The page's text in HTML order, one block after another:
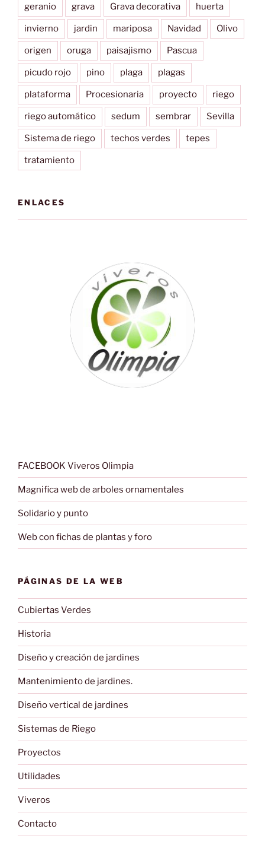
geranio grava Grava decorativa huerta
invierno jardin mariposa Navidad Olivo
origen oruga paisajismo Pascua
picudo rojo pino plaga plagas
plataforma Procesionaria proyecto riego
riego automático sedum sembrar Sevilla
Sistema de riego techos verdes tepes
tratamiento
ENLACES
FACEBOOK Viveros Olimpia
Magnifica web de arboles ornamentales
Solidario y punto
Web con fichas de plantas y foro
PÁGINAS DE LA WEB
Cubiertas Verdes
Historia
Diseño y creación de jardines
Mantenimiento de jardines.
Diseño vertical de jardines
Sistemas de Riego
Proyectos
Utilidades
Viveros
Contacto